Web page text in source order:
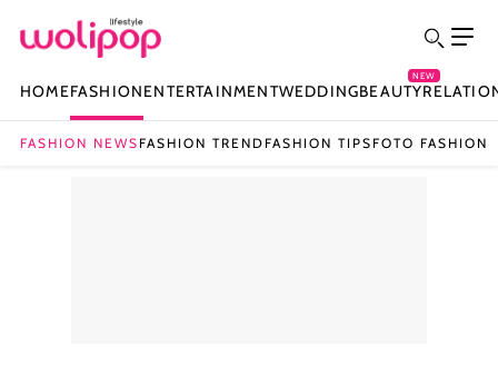
HOMEFASHIONENTERTAINMENTWEDDINGBEAUTY
NEW
FASHION NEWS FASHION TREND FASHION TIPS FOTO FASHION